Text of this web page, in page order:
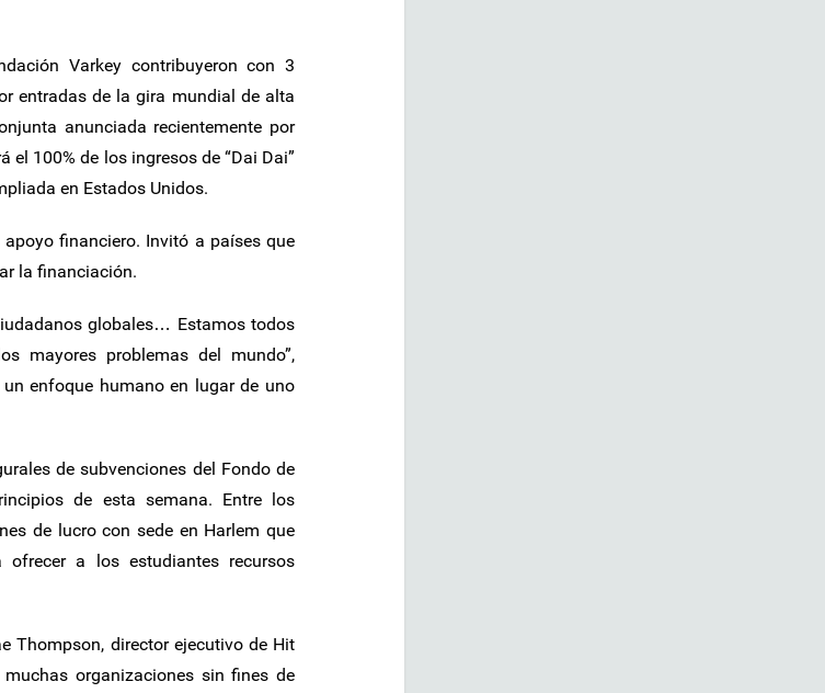
Varkey contribuyeron con 3
entradas de la gira mundial de alta
anunciada recientemente por
el 100% de los ingresos de “Dai Dai”
en Estados Unidos.
financiero. Invitó a países que
la financiación.
globales… Estamos todos
mayores problemas del mundo”,
enfoque humano en lugar de uno
de subvenciones del Fondo de
de esta semana. Entre los
de lucro con sede en Harlem que
a los estudiantes recursos
Thompson, director ejecutivo de Hit
organizaciones sin fines de